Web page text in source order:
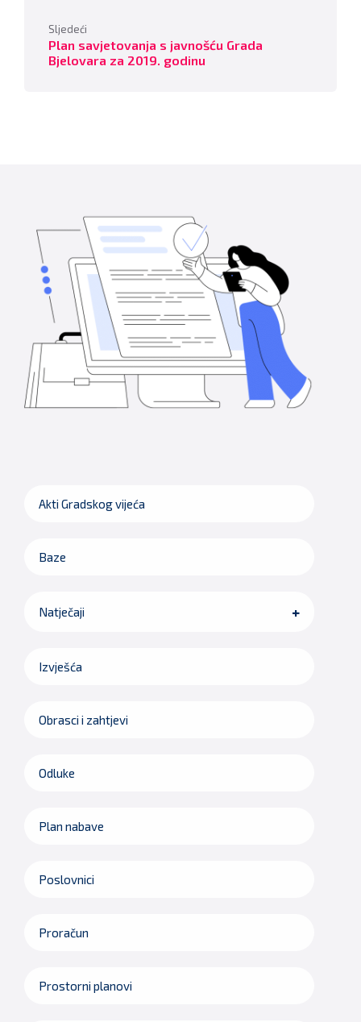
Sljedeći
Plan savjetovanja s javnošću Grada
Bjelovara za 2019. godinu
Akti Gradskog vijeća
Baze
Natječaji
Izvješća
Obrasci i zahtjevi
Odluke
Plan nabave
Poslovnici
Proračun
Prostorni planovi